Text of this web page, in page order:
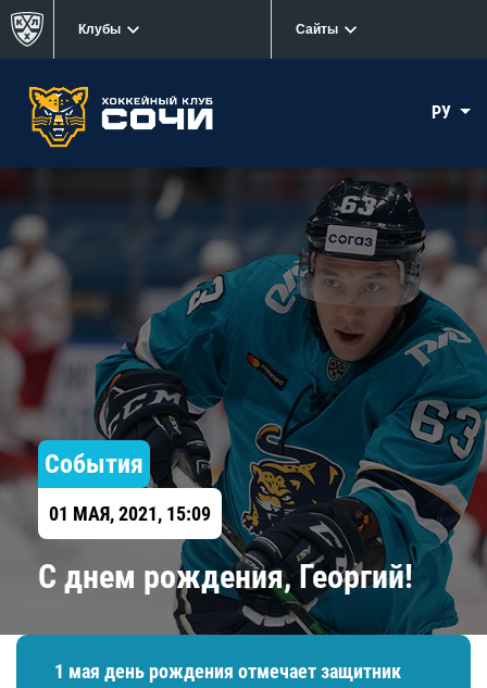
Клубы Сайты
РУ
События
01 МАЯ, 2021, 15:09
С днем рождения, Георгий!
1 мая день рождения отмечает защитник